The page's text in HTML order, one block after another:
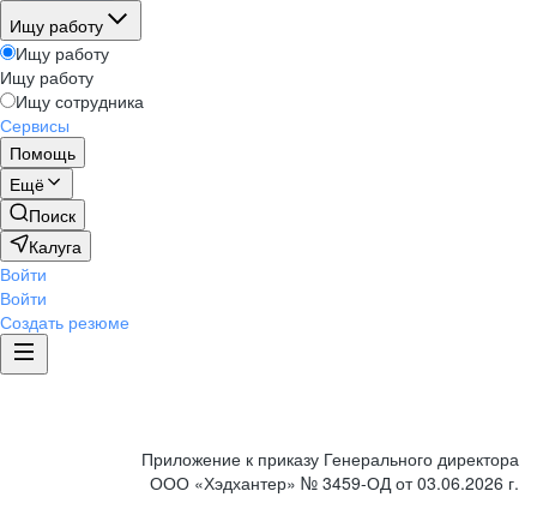
Ищу работу
Ищу работу
Ищу работу
Ищу сотрудника
Сервисы
Помощь
Ещё
Поиск
Калуга
Войти
Войти
Создать резюме
Приложение к приказу Генерального директора
ООО «Хэдхантер» № 3459-ОД от 03.06.2026 г.